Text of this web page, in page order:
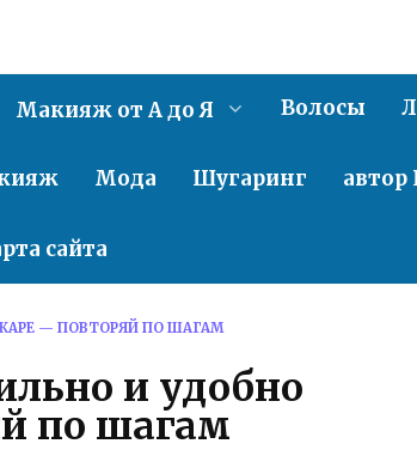
Макияж от А до Я Волосы
Мода Шугаринг автор
сайта
— ПОВТОРЯЙ ПО ШАГАМ
и удобно
по шагам